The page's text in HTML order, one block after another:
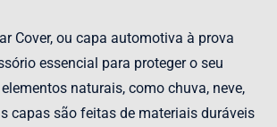
Cover, ou capa automotiva à prova
essencial para proteger o seu
naturais, como chuva, neve,
capas são feitas de materiais duráveis